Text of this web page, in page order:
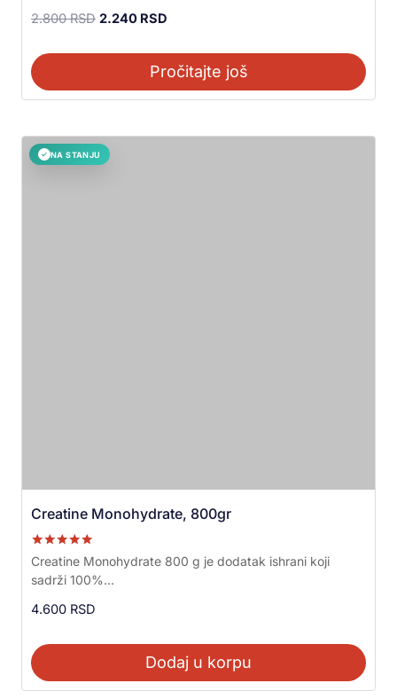
2.800RSD 2.240 RSD
Pročitajte još
✓ NA STANJU
Creatine Monohydrate, 800gr
Ocenjeno sa
5.00
od 5
Creatine Monohydrate 800 g je dodatak ishrani koji
sadrži 100%...
4.600 RSD
Dodaj u korpu